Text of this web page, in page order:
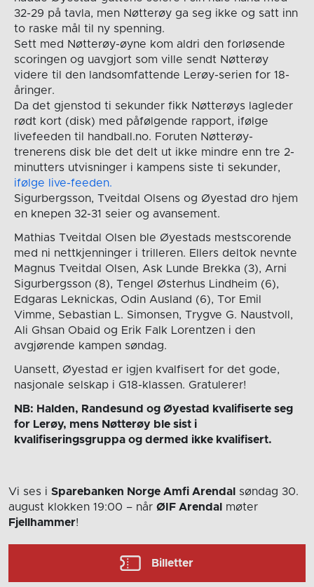
32-29 på tavla, men Nøtterøy ga seg ikke og satt inn
to raske mål til ny spenning.
Sett med Nøtterøy-øyne kom aldri den forløsende
scoringen og uavgjort som ville sendt Nøtterøy
videre til den landsomfattende Lerøy-serien for 18-
åringer.
Da det gjenstod ti sekunder fikk Nøtterøys lagleder
rødt kort (disk) med påfølgende rapport, ifølge
livefeeden til handball.no. Foruten Nøtterøy-
trenerens disk ble det delt ut ikke mindre enn tre 2-
minutters utvisninger i kampens siste ti sekunder,
ifølge live-feeden.
Sigurbergsson, Tveitdal Olsens og Øyestad dro hjem
en knepen 32-31 seier og avansement.
Mathias Tveitdal Olsen ble Øyestads mestscorende
med ni nettkjenninger i trilleren. Ellers deltok nevnte
Magnus Tveitdal Olsen, Ask Lunde Brekka (3), Arni
Sigurbergsson (8), Tengel Østerhus Lindheim (6),
Edgaras Leknickas, Odin Ausland (6), Tor Emil
Vimme, Sebastian L. Simonsen, Trygve G. Naustvoll,
Ali Ghsan Obaid og Erik Falk Lorentzen i den
avgjørende kampen søndag.
Uansett, Øyestad er igjen kvalfisert for det gode,
nasjonale selskap i G18-klassen. Gratulerer!
NB: Halden, Randesund og Øyestad kvalifiserte seg
for Lerøy, mens Nøtterøy ble sist i
kvalifiseringsgruppa og dermed ikke kvalifisert.
Vi ses i Sparebanken Norge Amfi Arendal
søndag 30.
august klokken 19:00 – når ØIF Arendal
møter
Fjellhammer!
Billetter